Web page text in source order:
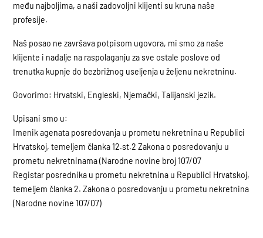
među najboljima, a naši zadovoljni klijenti su kruna naše
profesije.
Naš posao ne završava potpisom ugovora, mi smo za naše
klijente i nadalje na raspolaganju za sve ostale poslove od
trenutka kupnje do bezbrižnog useljenja u željenu nekretninu.
Govorimo: Hrvatski, Engleski, Njemački, Talijanski jezik.
Upisani smo u:
Imenik agenata posredovanja u prometu nekretnina u Republici
Hrvatskoj, temeljem članka 12.st.2 Zakona o posredovanju u
prometu nekretninama (Narodne novine broj 107/07
Registar posrednika u prometu nekretnina u Republici Hrvatskoj,
temeljem članka 2. Zakona o posredovanju u prometu nekretnina
(Narodne novine 107/07)